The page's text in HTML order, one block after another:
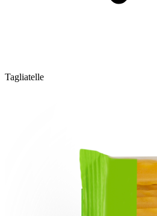
Tagliatelle